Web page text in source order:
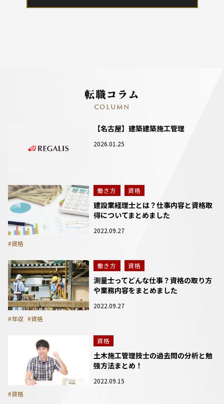
転職コラム
COLUMN
【名古屋】建築建築施工管理
2026.01.25
働き方 資格
建設業経理士とは？仕事内容と資格取
得についてまとめました
2022.09.27
#資格
働き方 資格
測量士ってどんな仕事？資格の取り方
や業務内容をまとめました
2022.09.27
#年収 #資格
資格
土木施工管理技士の過去問の分析と勉
強方法まとめ！
2022.09.15
#資格